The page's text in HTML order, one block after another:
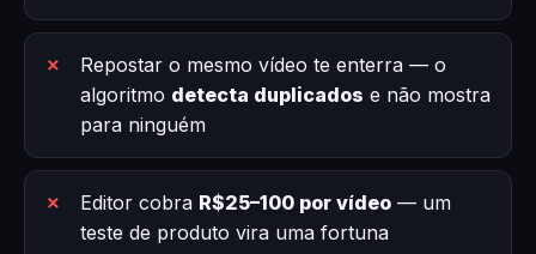
Repostar o mesmo vídeo te enterra — o
algoritmo detecta duplicados e não mostra
para ninguém
Editor cobra R$25–100 por vídeo — um
teste de produto vira uma fortuna